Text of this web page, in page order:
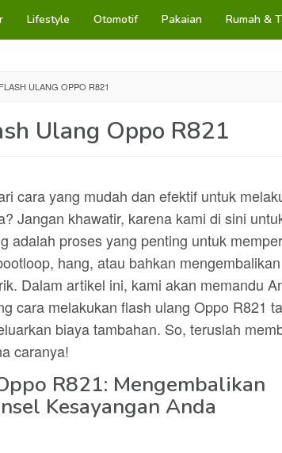
Lifestyle Otomotif Pakaian Rumah &
ULANG OPPO R821
Ulang Oppo R821
cara yang mudah dan efektif untuk
Jangan khawatir, karena kami di sini
adalah proses yang penting untuk
hang, atau bahkan mengembalikan
Dalam artikel ini, kami akan memandu
cara melakukan flash ulang Oppo R821
biaya tambahan. So, teruslah
caranya!
R821: Mengembalikan
Kesayangan Anda